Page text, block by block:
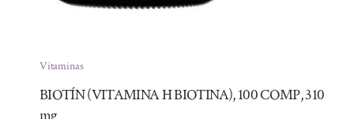
Vitaminas
BIOTÍN (VITAMINA H BIOTINA), 100 COMP, 310